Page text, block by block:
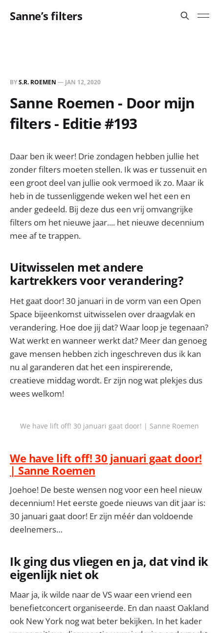
Sanne’s filters
BYS.R. ROEMEN — JAN 12, 2020
Sanne Roemen - Door mijn
filters - Editie #193
Daar ben ik weer! Drie zondagen hebben jullie het
zonder filters moeten stellen. Ik was er tussenuit en
een groot deel van jullie ook vermoed ik zo. Maar ik
heb in de tussenliggende weken wel het een en
ander gedeeld. Bij deze dus een vrij omvangrijke
filters om het nieuwe jaar.... het nieuwe decennium
mee af te trappen.
Uitwisselen met andere
kartrekkers voor verandering?
Het gaat door! 30 januari in de vorm van een Open
Space bijeenkomst uitwisselen over draagvlak en
verandering. Hoe doe jij dat? Waar loop je tegenaan?
Wat werkt en wanneer werkt dat? Meer dan genoeg
gave mensen hebben zich ingeschreven dus ik kan
nu al garanderen dat het een inspirerende,
creatieve middag wordt. Er zijn nog wat plekjes dus
wees welkom!
We have lift off! 30 januari gaat door! | Sanne Roemen
We have lift off! 30 januari gaat door!
| Sanne Roemen
Joehoe! De beste wensen nog voor een heel nieuw
decennium! Het eerste goede nieuws van dit jaar is:
30 januari gaat door! Er zijn méér dan voldoende
deelnemers…
Ik ging dus vliegen en ja, dat vind ik
eigenlijk niet ok
Maar ja, ik wilde naar de VS waar een vriend een
benefietconcert organiseerde. En dan naast Oakland
ook New York nog wat beter bekijken. In het kader